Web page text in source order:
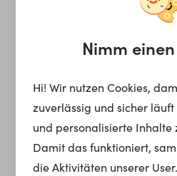
Nimm
Hi! Wir nutzen Cookies,
zuverlässig und sicher
und personalisierte Inhalte
Damit das funktioniert,
die Aktivitäten unserer